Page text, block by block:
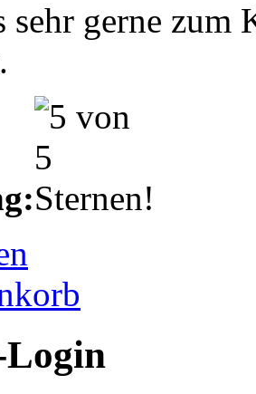
sehr gerne